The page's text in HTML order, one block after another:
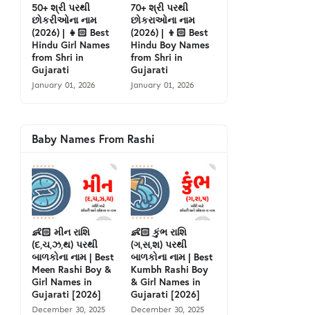
50+ શ્રી પરથી
છોકરીઓના નામ
(2026) | 👧🏻 Best
Hindu Girl Names
from Shri in
Gujarati
January 01, 2026
70+ શ્રી પરથી
છોકરાઓના નામ
(2026) | 👦🏻 Best
Hindu Boy Names
from Shri in
Gujarati
January 01, 2026
Baby Names From Rashi
👶🏻 મીન રાશિ
(દ,ચ,ઝ,થ) પરથી
બાળકોના નામ | Best
Meen Rashi Boy &
Girl Names in
Gujarati [2026]
December 30, 2025
👶🏻 કુંભ રાશિ
(ગ,સ,શ) પરથી
બાળકોના નામ | Best
Kumbh Rashi Boy
& Girl Names in
Gujarati [2026]
December 30, 2025